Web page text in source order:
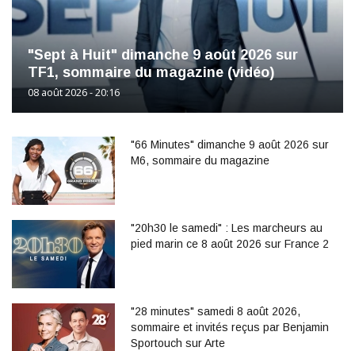
"Sept à Huit" dimanche 9 août 2026 sur
TF1, sommaire du magazine (vidéo)
08 août 2026 - 20:16
"66 Minutes" dimanche 9 août 2026 sur
M6, sommaire du magazine
"20h30 le samedi" : Les marcheurs au
pied marin ce 8 août 2026 sur France 2
"28 minutes" samedi 8 août 2026,
sommaire et invités reçus par Benjamin
Sportouch sur Arte